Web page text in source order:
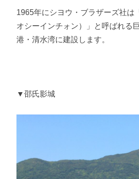
1965年にシヨウ・ブラザーズ社は
オシーインチォン）」と呼ばれる
港・清水湾に建設します。
▼邵氏影城